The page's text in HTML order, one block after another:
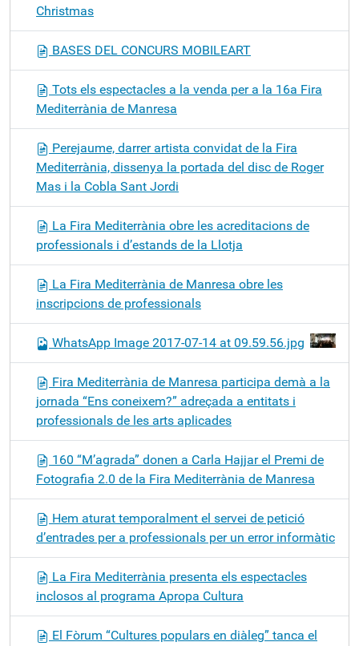
Christmas
BASES DEL CONCURS MOBILEART
Tots els espectacles a la venda per a la 16a Fira
Mediterrània de Manresa
Perejaume, darrer artista convidat de la Fira
Mediterrània, dissenya la portada del disc de Roger
Mas i la Cobla Sant Jordi
La Fira Mediterrània obre les acreditacions de
professionals i d’estands de la Llotja
La Fira Mediterrània de Manresa obre les
inscripcions de professionals
WhatsApp Image 2017-07-14 at 09.59.56.jpg
Fira Mediterrània de Manresa participa demà a la
jornada “Ens coneixem?” adreçada a entitats i
professionals de les arts aplicades
160 “M’agrada” donen a Carla Hajjar el Premi de
Fotografia 2.0 de la Fira Mediterrània de Manresa
Hem aturat temporalment el servei de petició
d’entrades per a professionals per un error informàtic
La Fira Mediterrània presenta els espectacles
inclosos al programa Apropa Cultura
El Fòrum “Cultures populars en diàleg” tanca el